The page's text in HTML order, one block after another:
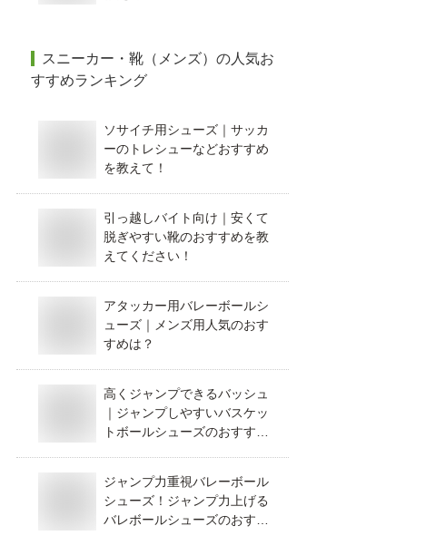
スニーカー・靴（メンズ） の人気お
すすめランキング
ソサイチ用シューズ｜サッカ
ーのトレシューなどおすすめ
を教えて！
引っ越しバイト向け｜安くて
脱ぎやすい靴のおすすめを教
えてください！
アタッカー用バレーボールシ
ューズ｜メンズ用人気のおす
すめは？
高くジャンプできるバッシュ
｜ジャンプしやすいバスケッ
トボールシューズのおすすめ
ジャンプ力重視バレーボール
シューズ！ジャンプ力上げる
バレボールシューズのおすす